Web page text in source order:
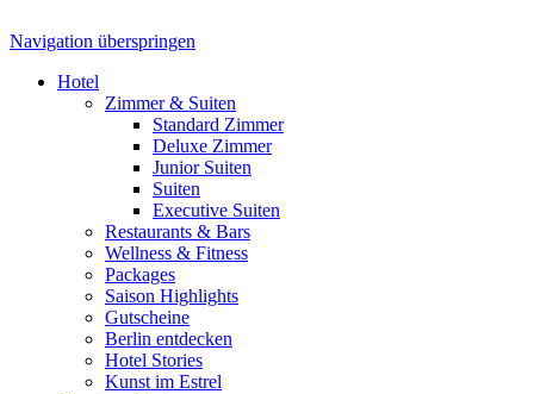
Navigation überspringen
Hotel
Zimmer & Suiten
Standard Zimmer
Deluxe Zimmer
Junior Suiten
Suiten
Executive Suiten
Restaurants & Bars
Wellness & Fitness
Packages
Saison Highlights
Gutscheine
Berlin entdecken
Hotel Stories
Kunst im Estrel